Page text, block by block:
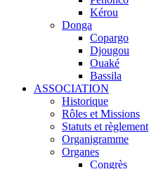
Kérou
Donga
Copargo
Djougou
Ouaké
Bassila
ASSOCIATION
Historique
Rôles et Missions
Statuts et règlement
Organigramme
Organes
Congrès